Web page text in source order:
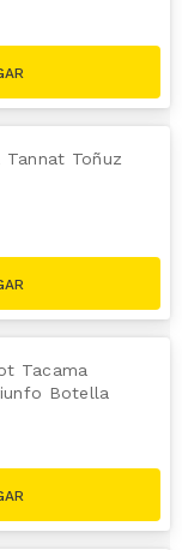
Toñuz
Tacama
Botella